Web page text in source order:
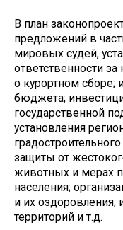
В план
предложений в
мировых судей,
ответственности
о курортном сборе;
бюджета;
государственной
установления
защиты от
животных и мерах
населения;
и их оздоровления;
территорий и т.д.